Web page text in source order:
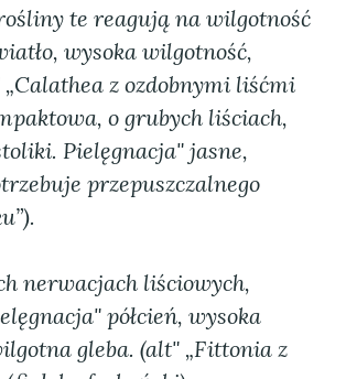
te reagują na wilgotność
wysoka wilgotność,
z ozdobnymi liśćmi
o grubych liściach,
Pielęgnacja" jasne,
przepuszczalnego
nerwacjach liściowych,
półcień, wysoka
gleba. (alt" „Fittonia z